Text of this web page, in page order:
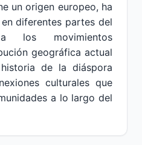
un origen europeo, ha
diferentes partes del
los movimientos
geográfica actual
de la diáspora
culturales que
a lo largo del